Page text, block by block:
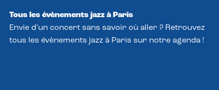
Tous les évènements jazz à Paris
Envie d’un concert sans savoir où aller ? Retrouvez
tous les évènements jazz à Paris sur notre agenda !